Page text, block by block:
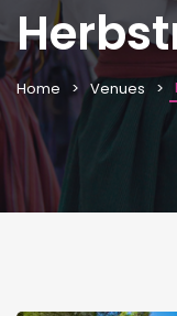
Home Venues